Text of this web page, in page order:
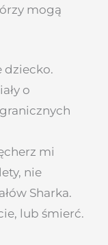
mogą
dziecko.
o
mi
nie
Sharka.
lub śmierć.